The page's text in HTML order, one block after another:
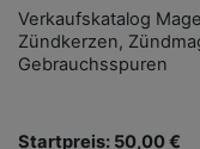
Verkaufskatalog
Zündkerzen,
Gebrauchsspuren
Startpreis: 50,00 €